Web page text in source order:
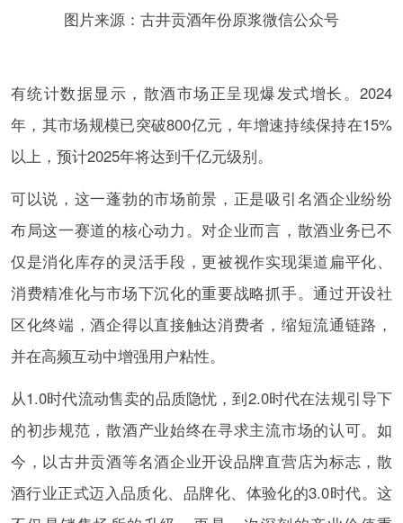
图片来源：古井贡酒年份原浆微信公众号
有统计数据显示，散酒市场正呈现爆发式增长。2024
年，其市场规模已突破800亿元，年增速持续保持在15%
以上，预计2025年将达到千亿元级别。
可以说，这一蓬勃的市场前景，正是吸引名酒企业纷纷
布局这一赛道的核心动力。对企业而言，散酒业务已不
仅是消化库存的灵活手段，更被视作实现渠道扁平化、
消费精准化与市场下沉化的重要战略抓手。通过开设社
区化终端，酒企得以直接触达消费者，缩短流通链路，
并在高频互动中增强用户粘性。
从1.0时代流动售卖的品质隐忧，到2.0时代在法规引导下
的初步规范，散酒产业始终在寻求主流市场的认可。如
今，以古井贡酒等名酒企业开设品牌直营店为标志，散
酒行业正式迈入品质化、品牌化、体验化的3.0时代。这